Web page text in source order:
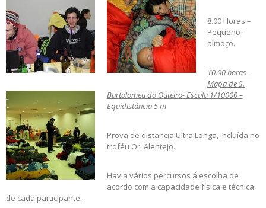
8.00 Horas –
Pequeno-
almoço.
10.00 horas –
Mapa de S.
Bartolomeu do Outeiro- Escala 1/10000 –
Equidistância 5 m
Prova de distancia Ultra Longa, incluída no
troféu Ori Alentejo.
Havia vários percursos á escolha de
acordo com a capacidade física e técnica
de cada participante.